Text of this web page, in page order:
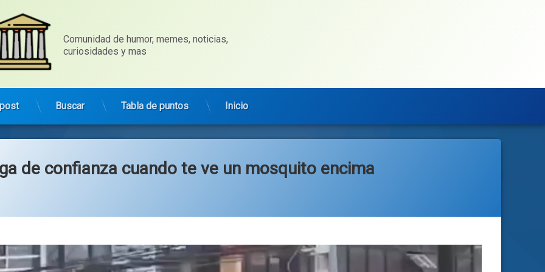
Comunidad de humor, memes, noticias,
curiosidades y mas
Buscar Tabla de puntos Inicio
de confianza cuando te ve un mosquito encima